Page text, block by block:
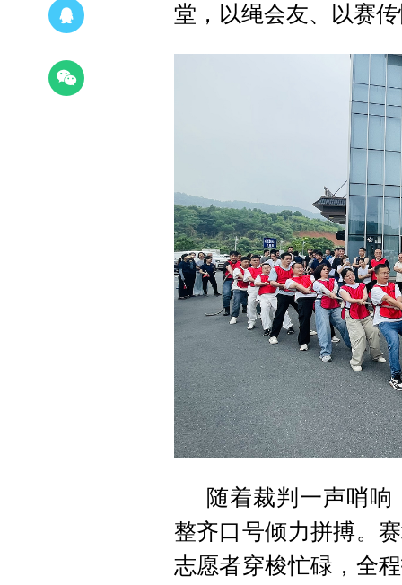
堂，以绳会友、以赛
随着裁判一声哨
整齐口号倾力拼搏。
志愿者穿梭忙碌，全